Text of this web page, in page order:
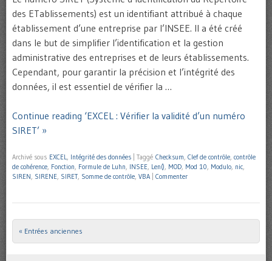
des ETablissements) est un identifiant attribué à chaque
établissement d’une entreprise par l’INSEE. Il a été créé
dans le but de simplifier l’identification et la gestion
administrative des entreprises et de leurs établissements.
Cependant, pour garantir la précision et l’intégrité des
données, il est essentiel de vérifier la …
Continue reading ‘EXCEL : Vérifier la validité d’un numéro
SIRET’ »
Archivé sous EXCEL, Intégrité des données Taggé Checksum, Clef de contrôle, contrôle
de cohérence, Fonction, Formule de Luhn, INSEE, Len(), MOD, Mod 10, Modulo, nic,
SIREN, SIRENE, SIRET, Somme de contrôle, VBA Commenter
Post navigation
« Entrées anciennes